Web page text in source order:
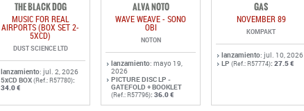
THE BLACK DOG
MUSIC FOR REAL
AIRPORTS (BOX SET 2-
5XCD)
DUST SCIENCE LTD
lanzamiento: jul. 2, 2026
5xCD BOX(Ref.: R57780):
34.0 €
ALVA NOTO
WAVE WEAVE - SONO
OBI
NOTON
lanzamiento: mayo 19,
2026
PICTURE DISC LP -
GATEFOLD + BOOKLET
(Ref.: R57796): 36.0 €
GAS
NOVEMBER 89
KOMPAKT
lanzamiento: jul. 10, 2026
LP (Ref.: R57774): 27.5 €